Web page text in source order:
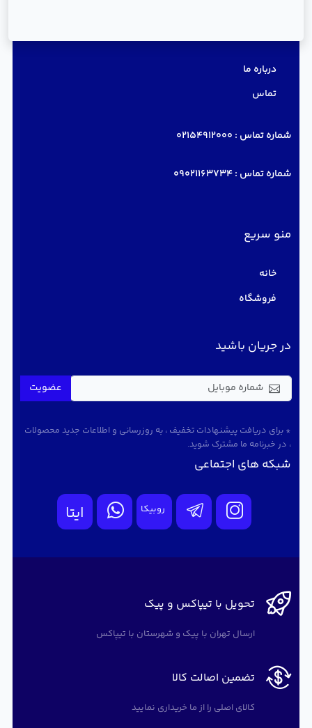
درباره ما
تماس
شماره تماس : 02154912000
شماره تماس :09021163734
منو سریع
خانه
فروشگاه
در جریان باشید
عضویت
* برای دریافت پیشنهادات تخفیف ، به روزرسانی و اطلاعات جدید محصولات
، در خبرنامه ما مشترک شوید.
شبکه های اجتماعی
روبیکا ایتا
تحویل با تیپاکس و پیک
ارسال تهران با پیک و شهرستان با تیپاکس
تضمین اصالت کالا
کالای اصلی را از ما خریداری نمایید